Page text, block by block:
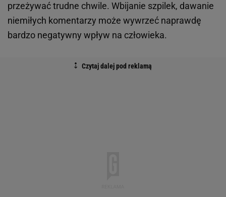
przeżywać trudne chwile. Wbijanie szpilek, dawanie
niemiłych komentarzy może wywrzeć naprawdę
bardzo negatywny wpływ na człowieka.